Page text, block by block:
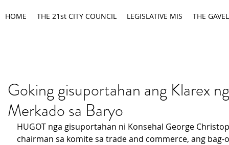
HOME THE 21st CITY COUNCIL LEGISLATIVE MIS THE GAVEL
Goking gisuportahan ang Klarex
Merkado sa Baryo
HUGOT nga gisuportahan ni Konsehal George
chairman sa komite sa trade and commerce, ang bag-